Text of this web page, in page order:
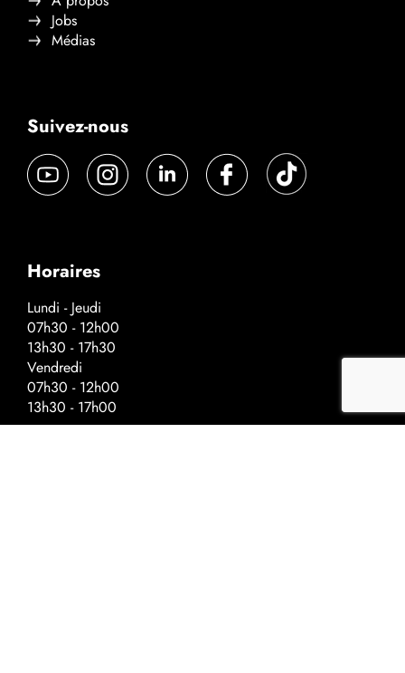
Jobs
Médias
Suivez-nous
Horaires
Lundi - Jeudi
07h30 - 12h00
13h30 - 17h30
Vendredi
07h30 - 12h00
13h30 - 17h00